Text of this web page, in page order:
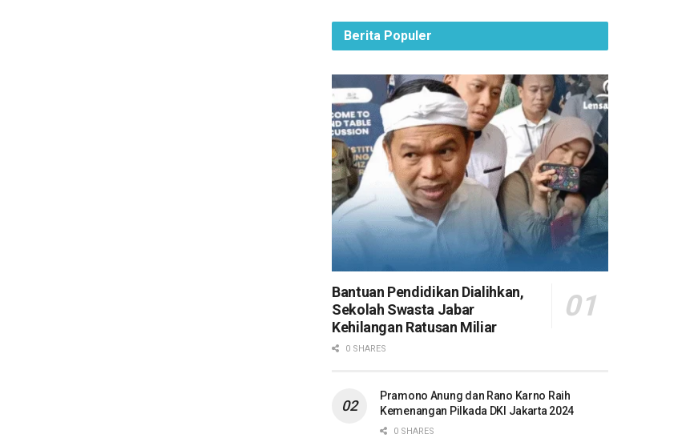
Berita Populer
Bantuan Pendidikan Dialihkan,
Sekolah Swasta Jabar
Kehilangan Ratusan Miliar
0 SHARES
Pramono Anung dan Rano Karno Raih
Kemenangan Pilkada DKI Jakarta 2024
0 SHARES